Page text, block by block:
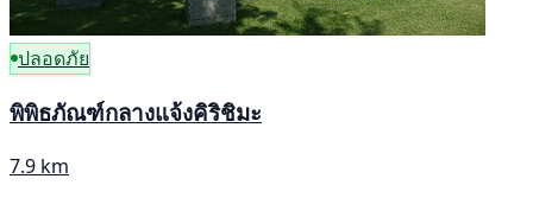
ปลอดภัย
พิพิธภัณฑ์กลางแจ้งคิริชิมะ
7.9 km